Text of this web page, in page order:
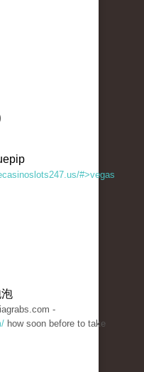
#>vegas
-
how soon before to take